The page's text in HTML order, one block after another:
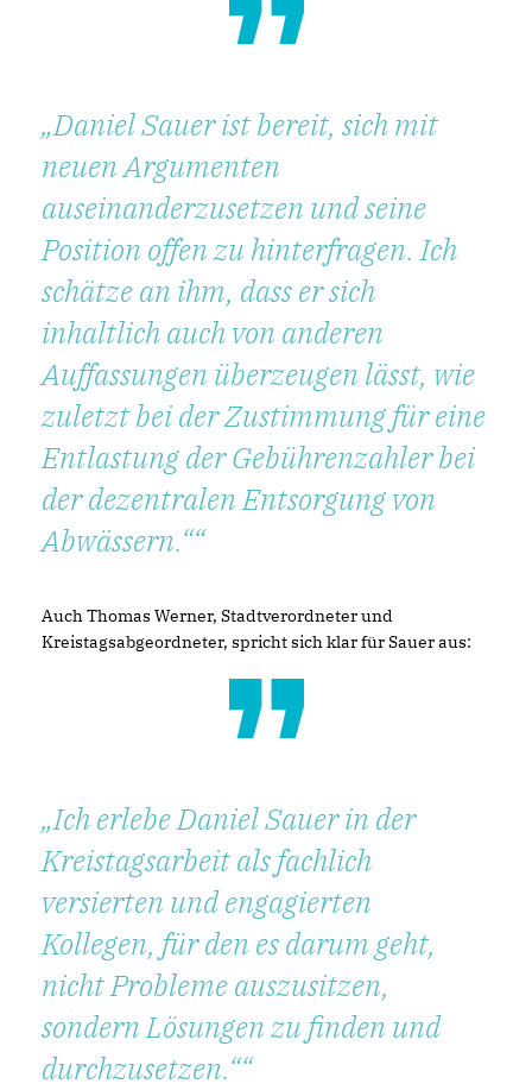
Daniel Sauer ist bereit, sich mit
neuen Argumenten
auseinanderzusetzen und seine
Position offen zu hinterfragen. Ich
schätze an ihm, dass er sich
inhaltlich auch von anderen
Auffassungen überzeugen lässt, wie
zuletzt bei der Zustimmung für eine
Entlastung der Gebührenzahler bei
der dezentralen Entsorgung von
Abwässern.“
Auch Thomas Werner, Stadtverordneter und
Kreistagsabgeordneter, spricht sich klar für Sauer aus:
Ich erlebe Daniel Sauer in der
Kreistagsarbeit als fachlich
versierten und engagierten
Kollegen, für den es darum geht,
nicht Probleme auszusitzen,
sondern Lösungen zu finden und
durchzusetzen.“